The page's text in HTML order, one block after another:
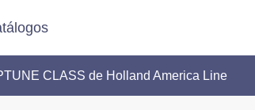
CLASS de Holland America Line